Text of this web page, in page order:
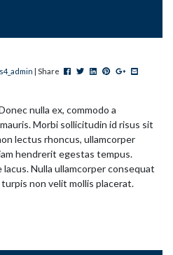
| Share Post this to Facebook
Tweet this
Share this on
Pin this on
+1 this on
Share
nulla ex, commodo a
Morbi sollicitudin id risus sit
lectus rhoncus, ullamcorper
hendrerit egestas tempus.
Nulla ullamcorper consequat
non velit mollis placerat.